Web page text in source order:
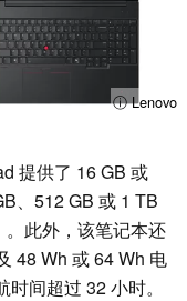
ⓘ Lenovo
提供了 16 GB 或
、512 GB 或 1 TB
此外，该笔记本还
48 Wh 或 64 Wh 电
间超过 32 小时。